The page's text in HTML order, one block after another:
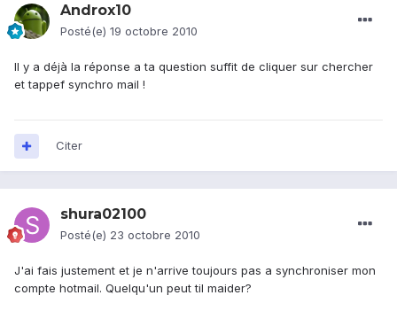
Androx10
Posté(e) 19 octobre 2010
Il y a déjà la réponse a ta question suffit de cliquer sur chercher
et tappef synchro mail !
Citer
shura02100
Posté(e) 23 octobre 2010
J'ai fais justement et je n'arrive toujours pas a synchroniser mon
compte hotmail. Quelqu'un peut til maider?